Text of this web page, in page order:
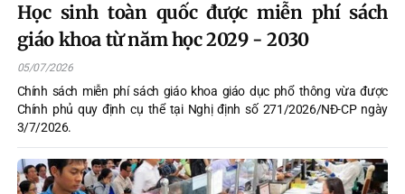
Học sinh toàn quốc được miễn phí sách
giáo khoa từ năm học 2029 - 2030
05/07/2026
Chính sách miễn phí sách giáo khoa giáo dục phổ thông vừa được
Chính phủ quy định cụ thể tại Nghị định số 271/2026/NĐ-CP ngày
3/7/2026.